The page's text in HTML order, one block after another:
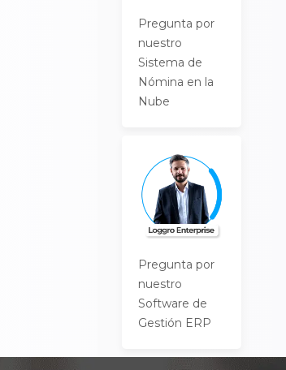
Pregunta por
nuestro
Sistema de
Nómina en la
Nube
Pregunta por
nuestro
Software de
Gestión ERP